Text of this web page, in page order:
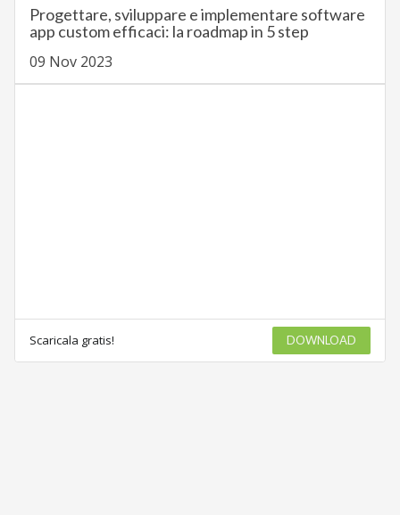
Progettare, sviluppare e implementare software
app custom efficaci: la roadmap in 5 step
09 Nov 2023
Scaricala gratis! DOWNLOAD